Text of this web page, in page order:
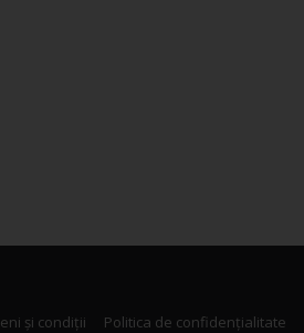
și condiții Politica de confidențialitate